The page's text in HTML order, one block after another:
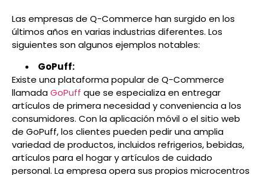
Las empresas de Q-Commerce han surgido en los
últimos años en varias industrias diferentes. Los
siguientes son algunos ejemplos notables:
GoPuff:
Existe una plataforma popular de Q-Commerce
llamadaGoPuff que se especializa en entregar
artículos de primera necesidad y conveniencia a los
consumidores. Con la aplicación móvil o el sitio web
de GoPuff, los clientes pueden pedir una amplia
variedad de productos, incluidos refrigerios, bebidas,
artículos para el hogar y artículos de cuidado
personal. La empresa opera sus propios microcentros